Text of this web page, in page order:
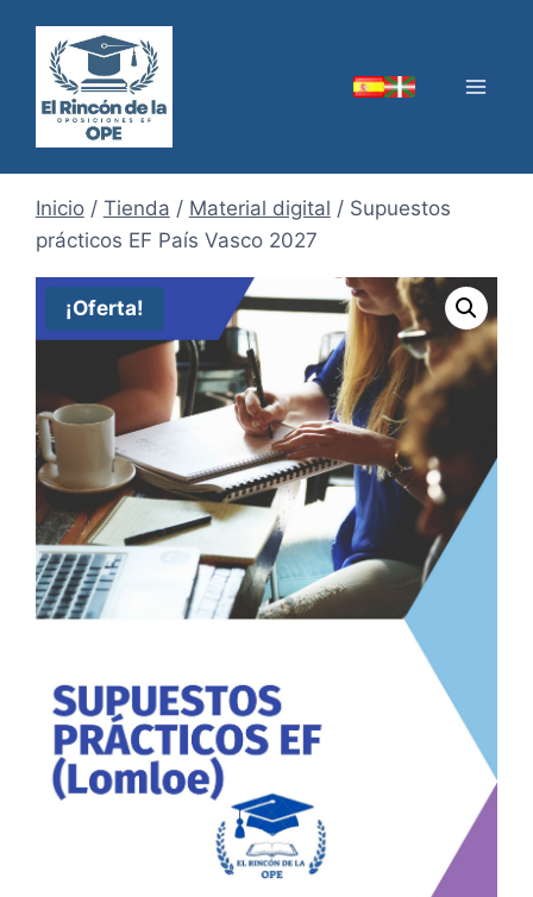
contenido
Inicio / Tienda / Material digital / Supuestos
prácticos EF País Vasco 2027
¡Oferta!